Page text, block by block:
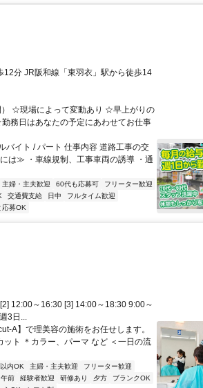
分 JR阪和線「東羽衣」駅から徒歩14
☆現場によって変動あり ☆早上がりの
務日はあなたの予定にあわせてお仕事
バイト / パート 仕事内容 道路工事の交
は≫ ・車線規制、工事車両の誘導 ・通
主婦・主夫歓迎 60代も応募可
フリーター歓迎
交通費支給 日中
フルタイム歓迎
応募OK
12:00～16:30 [3] 14:00～18:30 9:00～
3日...
A】で理美容の施術をお任せします。
ット ＊カラー、パーマ など ＜一日の流
内OK 主婦・主夫歓迎
フリーター歓迎
午前 経験者歓迎 研修あり 夕方
ブランクOK